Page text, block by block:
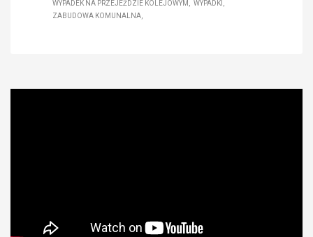
WYPADEK NA PRZEJEŹDZIE KOLEJOWYM
WYPADKI
ZABUDOWA KOMUNALNA